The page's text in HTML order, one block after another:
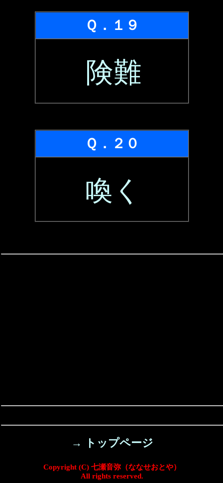
Ｑ．１９
険難
Ｑ．２０
喚く
→ トップページ
Copyright (C) 七瀬音弥（ななせおとや）
All rights reserved.